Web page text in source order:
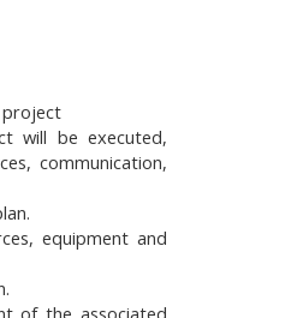
project
will be executed,
communication,
equipment and